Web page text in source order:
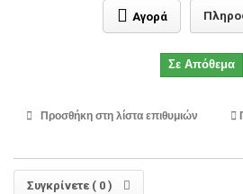
Αγορά
Σε Απόθεμα
Προσθήκη στη λίστα επιθυμιών
Συγκρίνετε ( 0 )